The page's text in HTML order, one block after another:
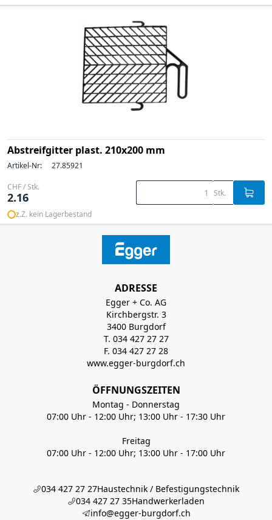
Abstreifgitter plast. 210x200 mm
Artikel-Nr: 27.85921
CHF / Stk.
2.16 Stk.
z.Z. kein Lagerbestand
ADRESSE
Egger + Co. AG
Kirchbergstr. 3
3400 Burgdorf
T. 034 427 27 27
F. 034 427 27 28
www.egger-burgdorf.ch
ÖFFNUNGSZEITEN
Montag - Donnerstag
07:00 Uhr - 12:00 Uhr; 13:00 Uhr - 17:30 Uhr
Freitag
07:00 Uhr - 12:00 Uhr; 13:00 Uhr - 17:00 Uhr
034 427 27 27Haustechnik / Befestigungstechnik
034 427 27 35Handwerkerladen
info@egger-burgdorf.ch